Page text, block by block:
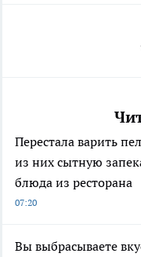
Перестала варить
из них сытную
блюда из ресторана
07:20
Вы выбрасываете